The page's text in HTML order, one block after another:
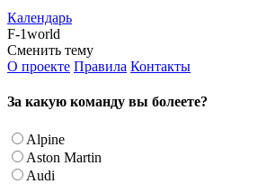
Календарь
F-1world
Сменить тему
О проекте Правила Контакты
За какую команду вы болеете?
Alpine
Aston Martin
Audi